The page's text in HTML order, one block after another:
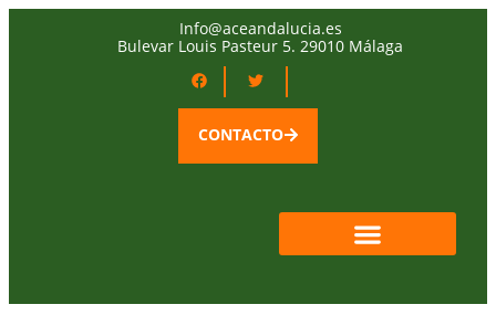
Info@aceandalucia.es
Bulevar Louis Pasteur 5. 29010 Málaga
CONTACTO